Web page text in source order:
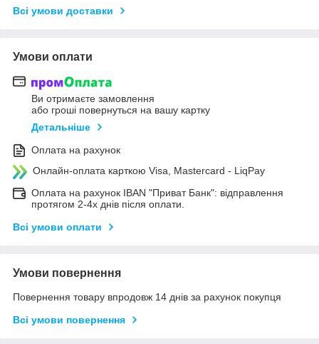
Всі умови доставки
Умови оплати
Ви отримаєте замовлення
або гроші повернуться на вашу картку
Детальніше
Оплата на рахунок
Онлайн-оплата карткою Visa, Mastercard - LiqPay
Оплата на рахунок IBAN "Приват Банк": відправлення
протягом 2-4х днів після оплати.
Всі умови оплати
Умови повернення
Повернення товару впродовж 14 днів за рахунок покупця
Всі умови повернення